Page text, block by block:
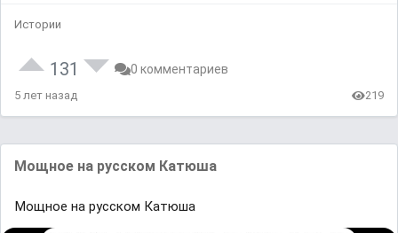
Истории
131 0 комментариев
5 лет назад 219
Мощное на русском Катюша
Мощное на русском Катюша